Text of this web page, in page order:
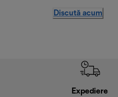
Discută acum
Expediere